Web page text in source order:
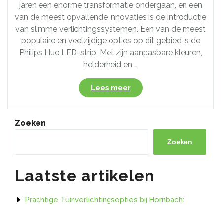
jaren een enorme transformatie ondergaan, en een
van de meest opvallende innovaties is de introductie
van slimme verlichtingssystemen. Een van de meest
populaire en veelzijdige opties op dit gebied is de
Philips Hue LED-strip. Met zijn aanpasbare kleuren,
helderheid en …
Lees meer“Transformeer
je
ruimte
de
Hue
strip:
op
Zoeken
Zoeken
Laatste artikelen
Prachtige Tuinverlichtingsopties bij Hornbach: